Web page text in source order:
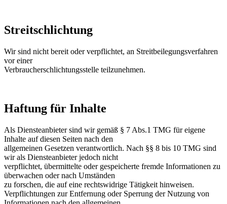
Streitschlichtung
Wir sind nicht bereit oder verpflichtet, an Streitbeilegungsverfahren
vor einer
Verbraucherschlichtungsstelle teilzunehmen.
Haftung für Inhalte
Als Diensteanbieter sind wir gemäß § 7 Abs.1 TMG für eigene
Inhalte auf diesen Seiten nach den
allgemeinen Gesetzen verantwortlich. Nach §§ 8 bis 10 TMG sind
wir als Diensteanbieter jedoch nicht
verpflichtet, übermittelte oder gespeicherte fremde Informationen zu
überwachen oder nach Umständen
zu forschen, die auf eine rechtswidrige Tätigkeit hinweisen.
Verpflichtungen zur Entfernung oder Sperrung der Nutzung von